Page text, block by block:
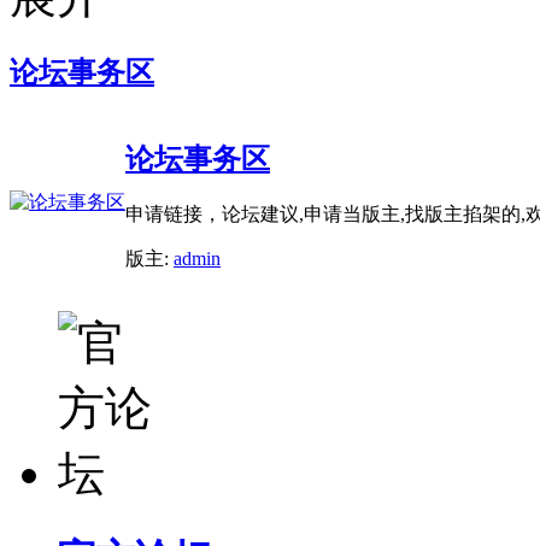
论坛事务区
论坛事务区
申请链接，论坛建议,申请当版主,找版主掐架的,
版主: admin